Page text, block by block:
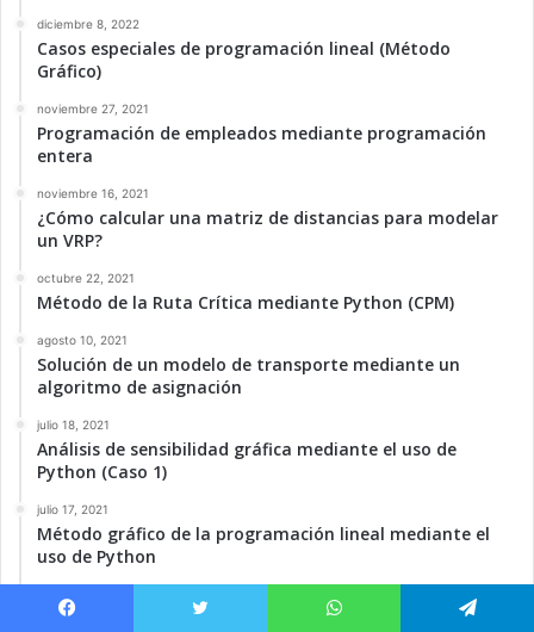
diciembre 8, 2022
Casos especiales de programación lineal (Método
Gráfico)
noviembre 27, 2021
Programación de empleados mediante programación
entera
noviembre 16, 2021
¿Cómo calcular una matriz de distancias para modelar
un VRP?
octubre 22, 2021
Método de la Ruta Crítica mediante Python (CPM)
agosto 10, 2021
Solución de un modelo de transporte mediante un
algoritmo de asignación
julio 18, 2021
Análisis de sensibilidad gráfica mediante el uso de
Python (Caso 1)
julio 17, 2021
Método gráfico de la programación lineal mediante el
uso de Python
Problema de Enrutamiento de Vehículos Capacitados